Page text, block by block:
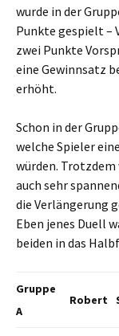
wurde in der
Punkte gespielt –
zwei Punkte
eine Gewinnsatz
erhöht.
Schon in der
welche Spieler
würden. Trotzdem
auch sehr
die Verlängerung
Eben jenes Duell
beiden in das
Gruppe
A
Robert